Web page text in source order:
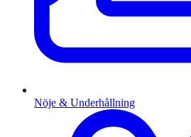
Nöje & Underhållning